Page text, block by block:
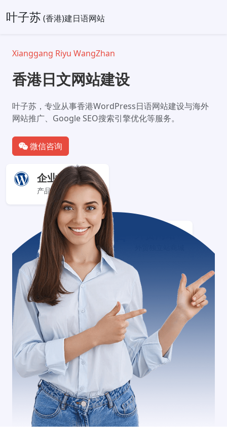
叶子苏 (香港)建日语网站
Xianggang Riyu WangZhan
香港日文网站建设
叶子苏，专业从事香港WordPress日语网站建设与海外
网站推广、Google SEO搜索引擎优化等服务。
微信咨询
企业官网+
产品服务展示型网站